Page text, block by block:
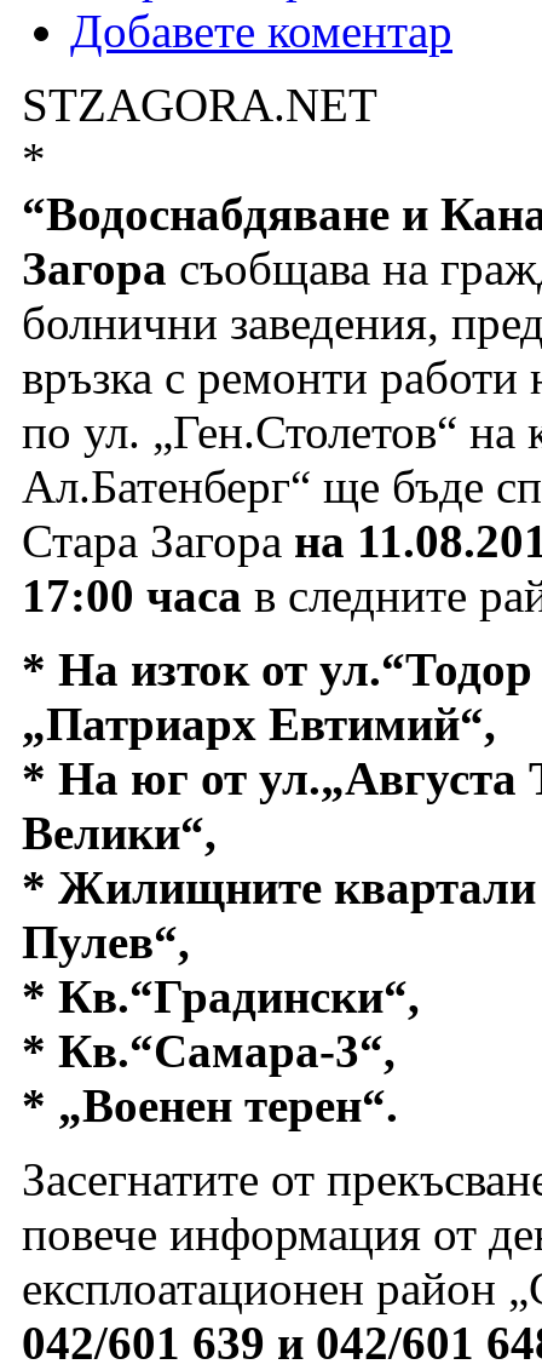
Добавете коментар
STZAGORA.NET
*
“Водоснабдяване и
Загора съобщава на
болнични заведения,
връзка с ремонти работи
по ул. „Ген.Столетов“ на
Ал.Батенберг“ ще бъде
Стара Загора на
17:00 часа в следните
* На изток от
„Патриарх Евтимий“,
* На юг от
Велики“,
* Жилищните квартали
Пулев“,
* Кв.“Градински“,
* Кв.“Самара-3“,
* „Военен терен“.
Засегнатите от
повече информация от
експлоатационен район
042/601 639 и 042/601